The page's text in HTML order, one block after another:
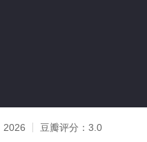
2026 豆瓣评分： 3.0